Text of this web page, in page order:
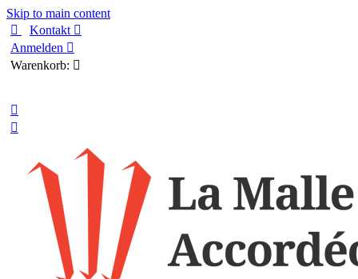
Skip to main content

Kontakt 
Anmelden 
Warenkorb: 

